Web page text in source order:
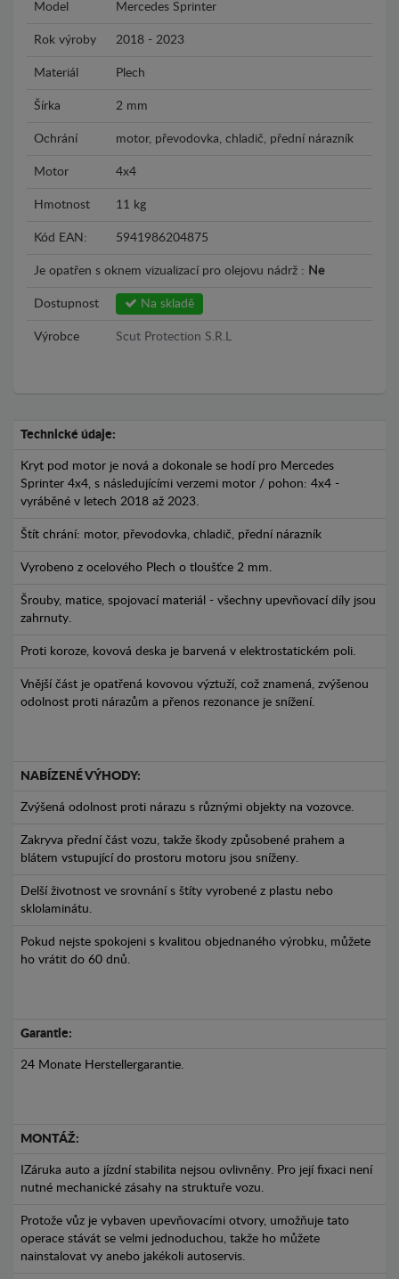
Model Mercedes Sprinter
Rok výroby 2018 - 2023
Materiál Plech
Šírka 2 mm
Ochrání motor, převodovka, chladič, přední nárazník
Motor 4x4
Hmotnost 11 kg
Kód EAN: 5941986204875
Je opatřen s oknem vizualizací pro olejovu nádrž : Ne
Dostupnost Na skladě
Výrobce Scut Protection S.R.L
Technické údaje:
Kryt pod motor je nová a dokonale se hodí pro Mercedes
Sprinter 4x4, s následujícími verzemi motor / pohon: 4x4 -
vyráběné v letech 2018 až 2023.
Štít chrání: motor, převodovka, chladič, přední nárazník
Vyrobeno z ocelového Plech o tloušťce 2 mm.
Šrouby, matice, spojovací materiál - všechny upevňovací díly jsou
zahrnuty.
Proti koroze, kovová deska je barvená v elektrostatickém poli.
Vnější část je opatřená kovovou výztuží, což znamená, zvýšenou
odolnost proti nárazům a přenos rezonance je snížení.
NABÍZENÉ VÝHODY:
Zvýšená odolnost proti nárazu s různými objekty na vozovce.
Zakryva přední část vozu, takže škody způsobené prahem a
blátem vstupující do prostoru motoru jsou sníženy.
Delší životnost ve srovnání s štíty vyrobené z plastu nebo
sklolaminátu.
Pokud nejste spokojeni s kvalitou objednaného výrobku, můžete
ho vrátit do 60 dnů.
Garantie:
24 Monate Herstellergarantie.
MONTÁŽ:
IZáruka auto a jízdní stabilita nejsou ovlivněny. Pro její fixaci není
nutné mechanické zásahy na struktuře vozu.
Protože vůz je vybaven upevňovacími otvory, umožňuje tato
operace stávát se velmi jednoduchou, takže ho můžete
nainstalovat vy anebo jakékoli autoservis.